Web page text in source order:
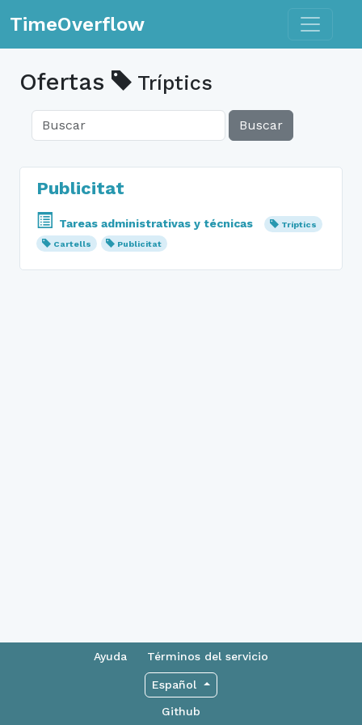
TimeOverflow Toggle
Ofertas Tríptics
Buscar
Publicitat
Tareas administrativas y técnicas
Tríptics
Cartells
Publicitat
Ayuda Términos del servicio
Español
Github